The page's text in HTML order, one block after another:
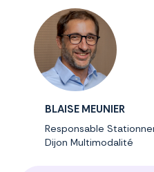
BLAISE MEUNIER
Responsable
Dijon Multimodalité